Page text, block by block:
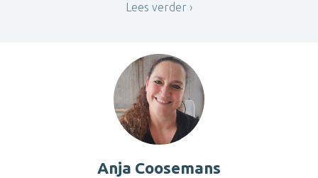
Lees verder
Anja Coosemans